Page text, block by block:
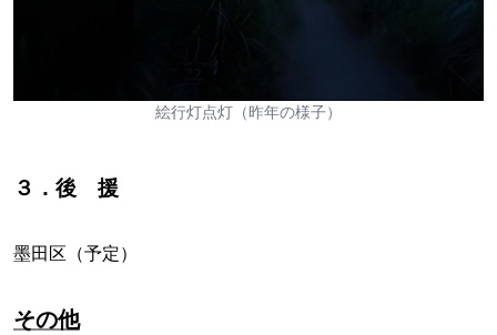
絵行灯点灯（昨年の様子）
３．後 援
墨田区（予定）
その他